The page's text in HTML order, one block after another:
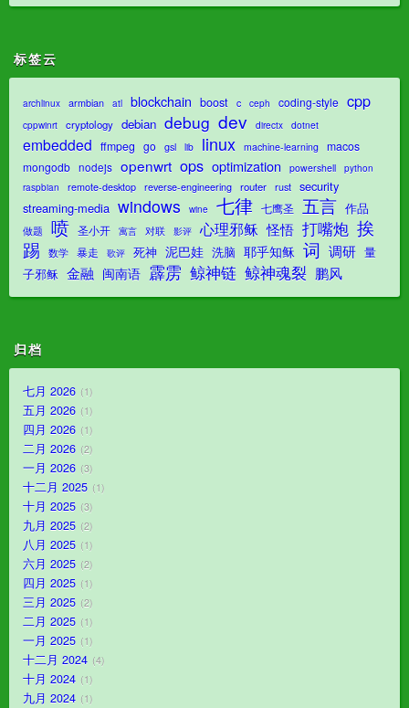
标签云
archlinux armbian atl blockchain boost c ceph coding-style cpp
cppwinrt cryptology debian debug dev directx dotnet
embedded ffmpeg go gsl lib linux machine-learning macos
mongodb nodejs openwrt ops optimization powershell
python
raspbian
remote-desktop reverse-engineering router rust security
streaming-media windows wine 七律 七鹰圣 五言 作品
做题 喷 圣小开 寓言 对联 影评 心理邪稣 怪悟 打嘴炮 挨
踢
数学 暴走 歌评 死神 泥巴娃 洗脑 耶乎知稣 词 调研 量
子邪稣 金融 闽南语 霹雳 鲸神链 鲸神魂裂 鹏风
归档
七月 2026 1
五月 2026 1
四月 2026 1
二月 2026 2
一月 2026 3
十二月 2025 1
十月 2025 3
九月 2025 2
八月 2025 1
六月 2025 2
四月 2025 1
三月 2025 2
二月 2025 1
一月 2025 1
十二月 2024 4
十月 2024 1
九月 2024 1